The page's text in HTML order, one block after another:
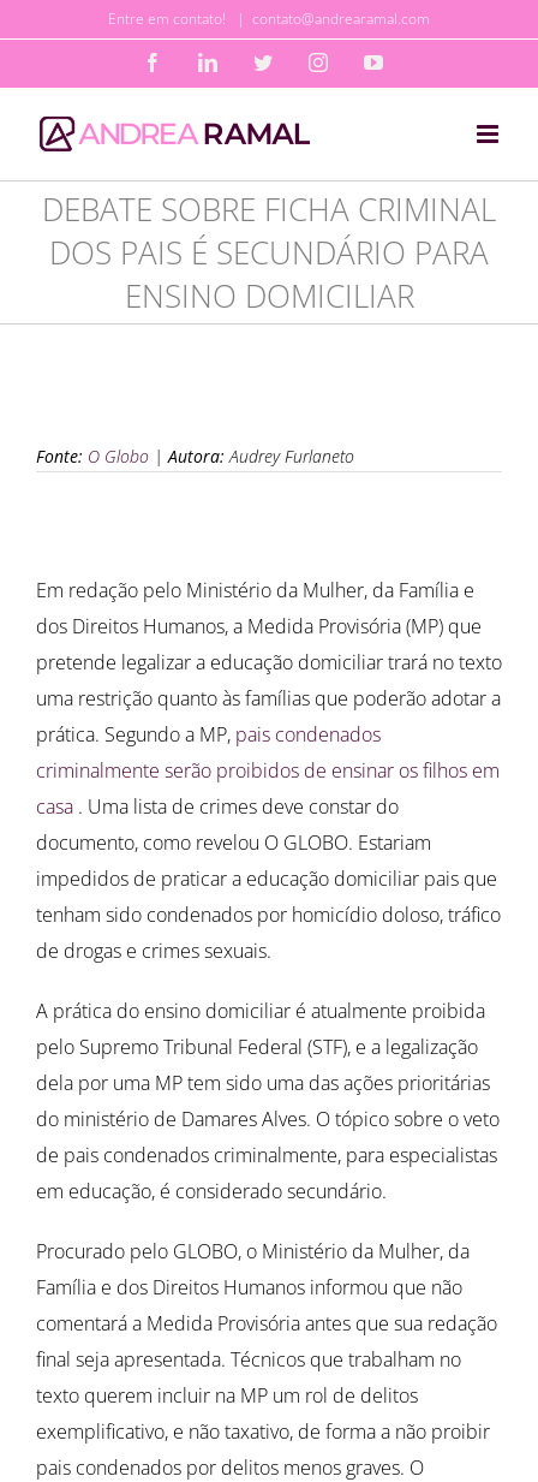
o
conteúdo
Entre em contato! | contato@andrearamal.com
FacebookLinkedInTwitterInstagramYouTube
DEBATE SOBRE FICHA CRIMINAL
DOS PAIS É SECUNDÁRIO PARA
ENSINO DOMICILIAR
Fonte: O Globo |Autora: Audrey Furlaneto
Em redação pelo Ministério da Mulher, da Família e
dos Direitos Humanos, a Medida Provisória (MP) que
pretende legalizar a educação domiciliar trará no texto
uma restrição quanto às famílias que poderão adotar a
prática. Segundo a MP, pais condenados
criminalmente serão proibidos de ensinar os filhos em
casa . Uma lista de crimes deve constar do
documento, como revelou O GLOBO. Estariam
impedidos de praticar a educação domiciliar pais que
tenham sido condenados por homicídio doloso, tráfico
de drogas e crimes sexuais.
A prática do ensino domiciliar é atualmente proibida
pelo Supremo Tribunal Federal (STF), e a legalização
dela por uma MP tem sido uma das ações prioritárias
do ministério de Damares Alves. O tópico sobre o veto
de pais condenados criminalmente, para especialistas
em educação, é considerado secundário.
Procurado pelo GLOBO, o Ministério da Mulher, da
Família e dos Direitos Humanos informou que não
comentará a Medida Provisória antes que sua redação
final seja apresentada. Técnicos que trabalham no
texto querem incluir na MP um rol de delitos
exemplificativo, e não taxativo, de forma a não proibir
pais condenados por delitos menos graves. O